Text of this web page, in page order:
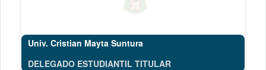
Univ. Cristian Mayta Suntura
DELEGADO ESTUDIANTIL TITULAR